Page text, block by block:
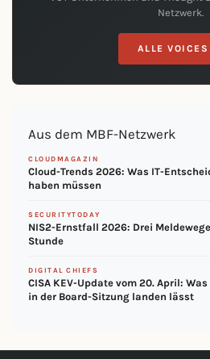
Netzwerk.
ALLE
Aus dem MBF-Netzwerk
CLOUDMAGAZIN
Cloud-Trends 2026: Was IT-
haben müssen
SECURITYTODAY
NIS2-Ernstfall 2026: Drei
Stunde
DIGITAL CHIEFS
CISA KEV-Update vom 20. April:
in der Board-Sitzung landen lässt